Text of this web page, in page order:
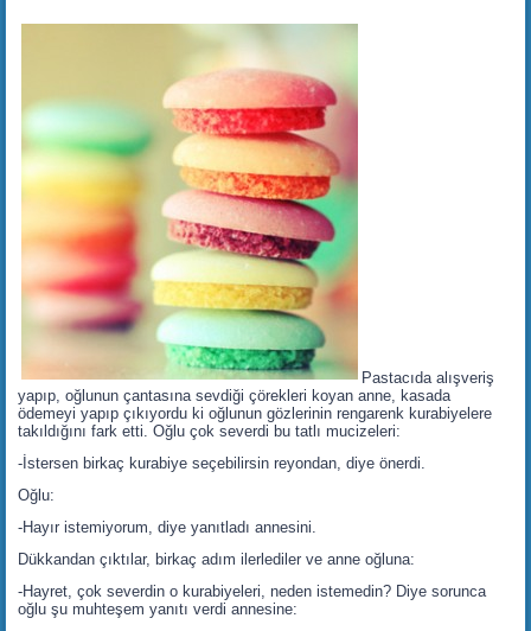
Pastacıda alışveriş
yapıp, oğlunun çantasına sevdiği çörekleri koyan anne, kasada
ödemeyi yapıp çıkıyordu ki oğlunun gözlerinin rengarenk kurabiyelere
takıldığını fark etti. Oğlu çok severdi bu tatlı mucizeleri:
-İstersen birkaç kurabiye seçebilirsin reyondan, diye önerdi.
Oğlu:
-Hayır istemiyorum, diye yanıtladı annesini.
Dükkandan çıktılar, birkaç adım ilerlediler ve anne oğluna:
-Hayret, çok severdin o kurabiyeleri, neden istemedin? Diye sorunca
oğlu şu muhteşem yanıtı verdi annesine: